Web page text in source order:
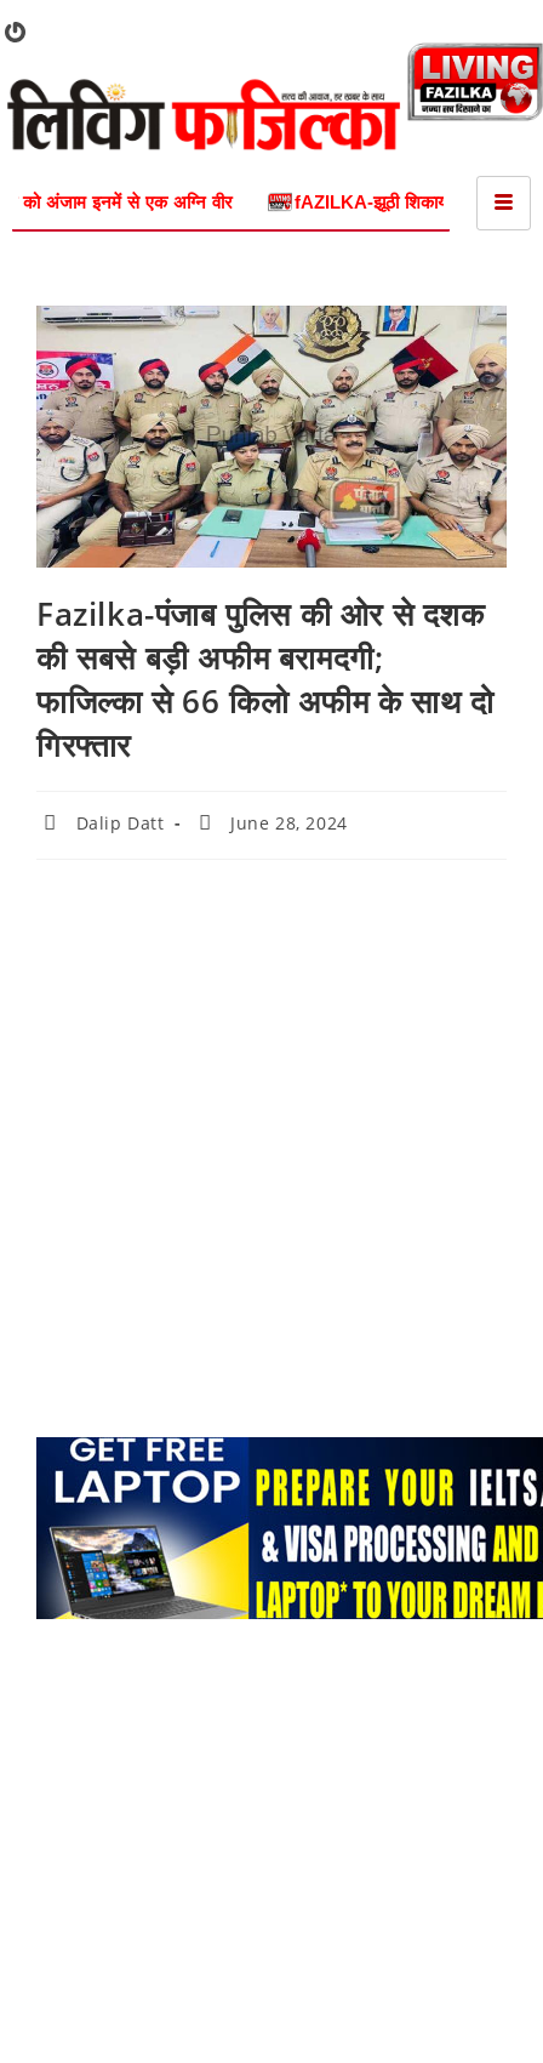
fAZILKA-झूठी शिकायतें करके दुष्कर्म के मामले में फंसाने वाले
Fazilka-पंजाब पुलिस की ओर से दशक
की सबसे बड़ी अफीम बरामदगी;
फाजिल्का से 66 किलो अफीम के साथ दो
गिरफ्तार
Dalip Datt June 28, 2024